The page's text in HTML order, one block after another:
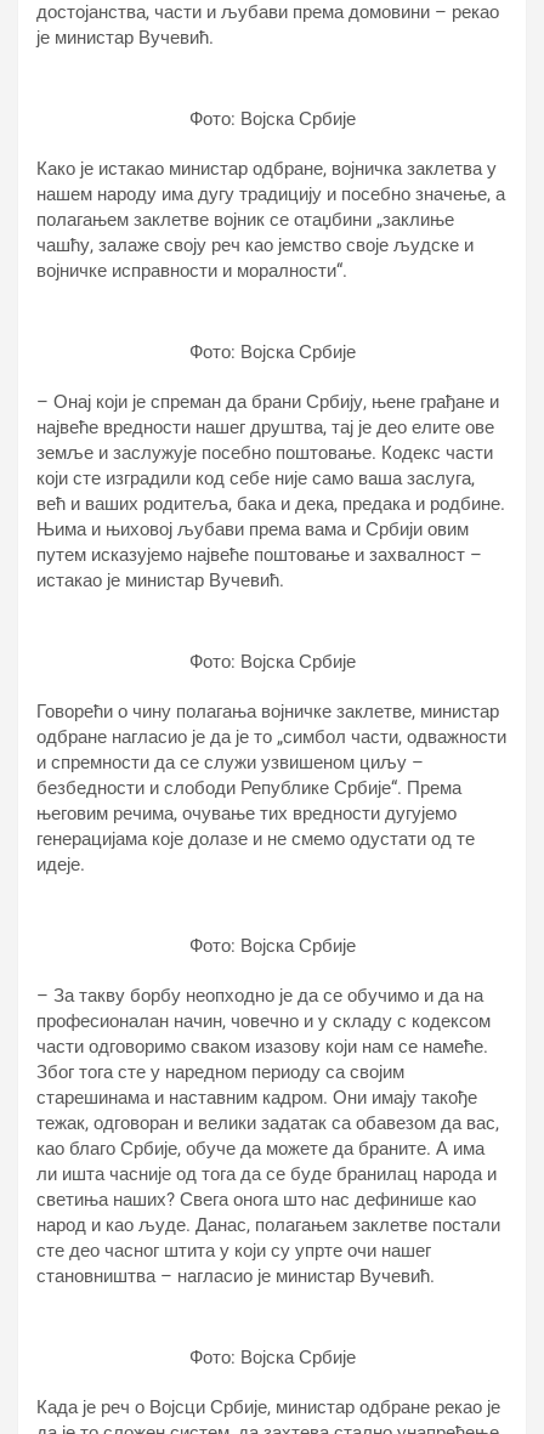
достојанства, части и љубави према домовини – рекао
је министар Вучевић.
Фото: Војска Србије
Како је истакао министар одбране, војничка заклетва у
нашем народу има дугу традицију и посебно значење, а
полагањем заклетве војник се отаџбини „заклиње
чашћу, залаже своју реч као јемство своје људске и
војничке исправности и моралности“.
Фото: Војска Србије
– Онај који је спреман да брани Србију, њене грађане и
највеће вредности нашег друштва, тај је део елите ове
земље и заслужује посебно поштовање. Кодекс части
који сте изградили код себе није само ваша заслуга,
већ и ваших родитеља, бака и дека, предака и родбине.
Њима и њиховој љубави према вама и Србији овим
путем исказујемо највеће поштовање и захвалност –
истакао је министар Вучевић.
Фото: Војска Србије
Говорећи о чину полагања војничке заклетве, министар
одбране нагласио је да је то „симбол части, одважности
и спремности да се служи узвишеном циљу –
безбедности и слободи Републике Србије“. Према
његовим речима, очување тих вредности дугујемо
генерацијама које долазе и не смемо одустати од те
идеје.
Фото: Војска Србије
– За такву борбу неопходно је да се обучимо и да на
професионалан начин, човечно и у складу с кодексом
части одговоримо сваком изазову који нам се намеће.
Због тога сте у наредном периоду са својим
старешинама и наставним кадром. Они имају такође
тежак, одговоран и велики задатак са обавезом да вас,
као благо Србије, обуче да можете да браните. А има
ли ишта часније од тога да се буде бранилац народа и
светиња наших? Свега онога што нас дефинише као
народ и као људе. Данас, полагањем заклетве постали
сте део часног штита у који су упрте очи нашег
становништва – нагласио је министар Вучевић.
Фото: Војска Србије
Када је реч о Војсци Србије, министар одбране рекао је